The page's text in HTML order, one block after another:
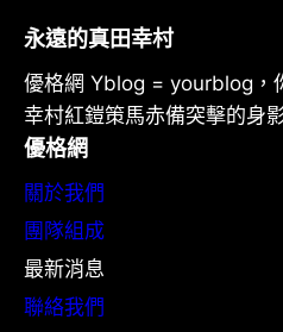
永遠的真田幸村
優格網 Yblog = yourblog，
幸村紅鎧策馬赤備突擊的身
優格網
關於我們
團隊組成
最新消息
聯絡我們